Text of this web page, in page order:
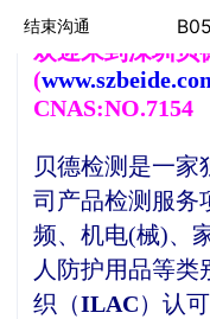
结束沟通
欢 迎来到深圳贝
(
CNAS:NO.7154
贝德检测是一家
司产品检测服务
频、机电(械)、
人防护用品等类
织（ILAC）认可